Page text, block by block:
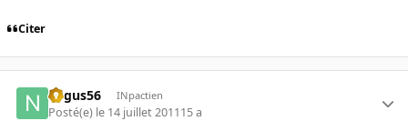
Citer
negus56 INpactien
Posté(e) le 14 juillet 201115 a